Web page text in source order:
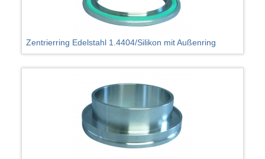
Zentrierring Edelstahl 1.4404/Silikon mit Außenring